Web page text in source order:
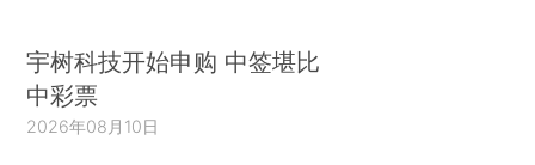
宇树科技开始申购 中签堪比
中彩票
2026年08月10日